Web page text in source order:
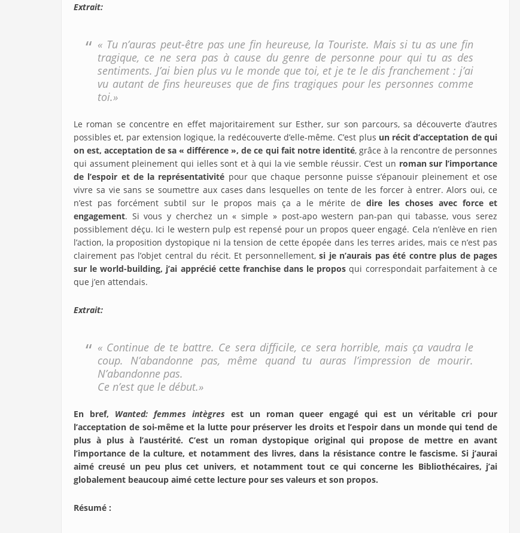
Extrait:
« Tu n’auras peut-être pas une fin heureuse, la Touriste. Mais si tu as une fin
tragique, ce ne sera pas à cause du genre de personne pour qui tu as des
sentiments. J’ai bien plus vu le monde que toi, et je te le dis franchement : j’ai
vu autant de fins heureuses que de fins tragiques pour les personnes comme
toi.»
Le roman se concentre en effet majoritairement sur Esther, sur son parcours, sa découverte d’autres
possibles et, par extension logique, la redécouverte d’elle-même. C’est plus un récit d’acceptation de qui
on est, acceptation de sa « différence », de ce qui fait notre identité, grâce à la rencontre de personnes
qui assument pleinement qui ielles sont et à qui la vie semble réussir. C’est un roman sur l’importance
de l’espoir et de la représentativité pour que chaque personne puisse s’épanouir pleinement et ose
vivre sa vie sans se soumettre aux cases dans lesquelles on tente de les forcer à entrer. Alors oui, ce
n’est pas forcément subtil sur le propos mais ça a le mérite dedire les choses avec force et
engagement. Si vous y cherchez un « simple » post-apo western pan-pan qui tabasse, vous serez
possiblement déçu. Ici le western pulp est repensé pour un propos queer engagé. Cela n’enlève en rien
l’action, la proposition dystopique ni la tension de cette épopée dans les terres arides, mais ce n’est pas
clairement pas l’objet central du récit. Et personnellement, si je n’aurais pas été contre plus de pages
sur le world-building, j’ai apprécié cette franchise dans le propos qui correspondait parfaitement à ce
que j’en attendais.
Extrait:
« Continue de te battre. Ce sera difficile, ce sera horrible, mais ça vaudra le
coup. N’abandonne pas, même quand tu auras l’impression de mourir.
N’abandonne pas.
Ce n’est que le début.»
En bref, Wanted: femmes intègres est un roman queer engagé qui est un véritable cri pour
l’acceptation de soi-même et la lutte pour préserver les droits et l’espoir dans un monde qui tend de
plus à plus à l’austérité. C’est un roman dystopique original qui propose de mettre en avant
l’importance de la culture, et notamment des livres, dans la résistance contre le fascisme. Si j’aurai
aimé creusé un peu plus cet univers, et notamment tout ce qui concerne les Bibliothécaires, j’ai
globalement beaucoup aimé cette lecture pour ses valeurs et son propos.
Résumé :